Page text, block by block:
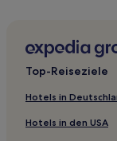
Hotels mit
Hotels mit
Hotels mit
Familien in Urayasu
Top-Reiseziele
Hotels in
Hotels in den USA